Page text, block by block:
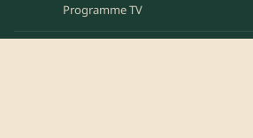
Programme TV